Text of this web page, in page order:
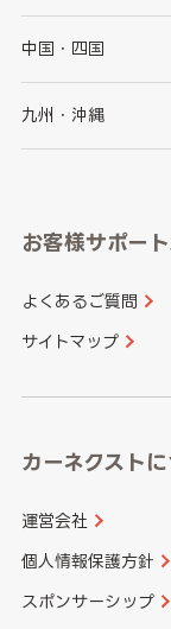
千葉県
神奈川県
石川県
山梨県
愛知県
大阪府
京都府
和歌山県
中国・四国
鳥取県
山口県
香川県
九州・沖縄
長崎県
大分県
お客様サポー
よくあるご質問
サイトマップ
カーネクスト
運営会社
個人情報保護方針
スポンサーシップ